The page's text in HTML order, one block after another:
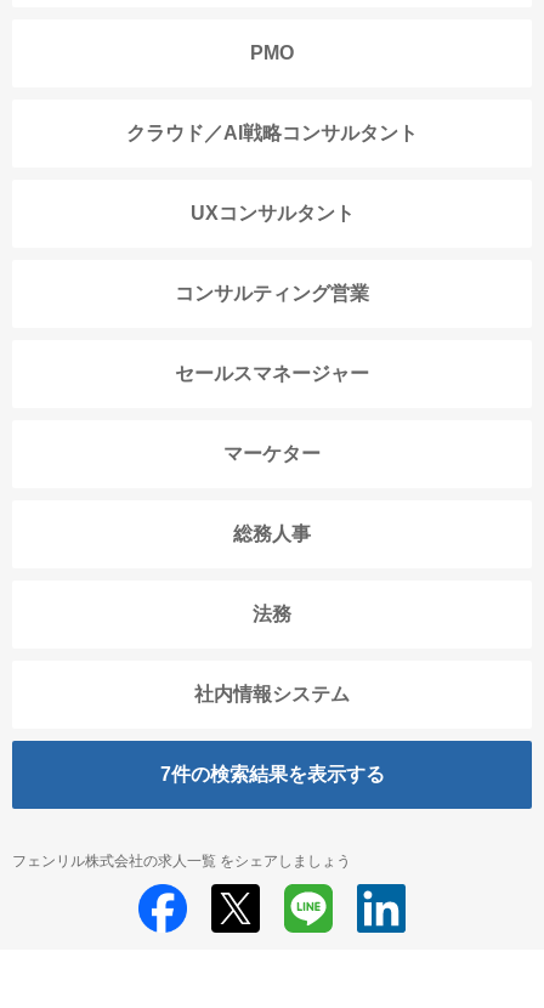
PMO
クラウド／AI戦略コンサルタント
UXコンサルタント
コンサルティング営業
セールスマネージャー
マーケター
総務人事
法務
社内情報システム
7件の検索結果を表示する
フェンリル株式会社の求人一覧 をシェアしましょう